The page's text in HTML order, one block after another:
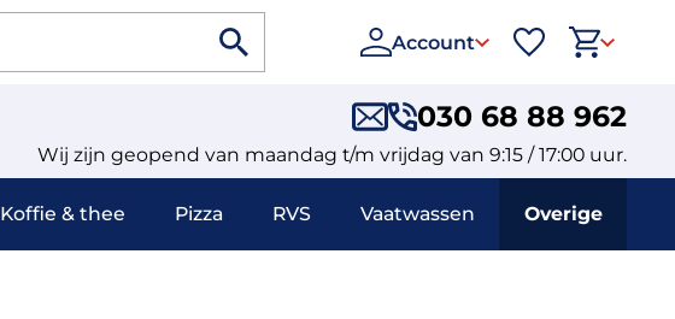
Account
030 68 88 962
Wij zijn geopend van maandag t/m vrijdag van 9:15 / 17:00 uur.
Koffie & thee Pizza RVS Vaatwassen Overige